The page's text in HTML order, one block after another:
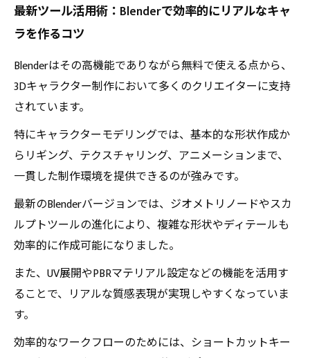
最新ツール活用術：Blenderで効率的にリアルなキャ
ラを作るコツ
Blenderはその高機能でありながら無料で使える点から、
3Dキャラクター制作において多くのクリエイターに支持
されています。
特にキャラクターモデリングでは、基本的な形状作成か
らリギング、テクスチャリング、アニメーションまで、
一貫した制作環境を提供できるのが強みです。
最新のBlenderバージョンでは、ジオメトリノードやスカ
ルプトツールの進化により、複雑な形状やディテールも
効率的に作成可能になりました。
また、UV展開やPBRマテリアル設定などの機能を活用す
ることで、リアルな質感表現が実現しやすくなっていま
す。
効率的なワークフローのためには、ショートカットキー